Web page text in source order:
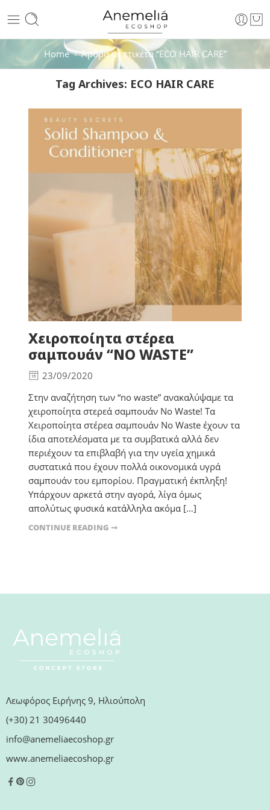
Home Άρθρα με ετικέτα “ECO HAIR CARE”
Tag Archives: ECO HAIR CARE
Χειροποίητα στέρεα
σαμπουάν “NO WASTE”
23/09/2020
Στην αναζήτηση των “no waste” ανακαλύψαμε τα
χειροποίητα στερεά σαμπουάν No Waste! Τα
Χειροποίητα στέρεα σαμπουάν No Waste έχουν τα
ίδια αποτελέσματα με τα συμβατικά αλλά δεν
περιέχουν τα επιβλαβή για την υγεία χημικά
συστατικά που έχουν πολλά οικονομικά υγρά
σαμπουάν του εμπορίου. Πραγματική έκπληξη!
Υπάρχουν αρκετά στην αγορά, λίγα όμως
απολύτως φυσικά κατάλληλα ακόμα […]
CONTINUE READING ➞
Λεωφόρος Ειρήνης 9, Ηλιούπολη
(+30) 21 30496440
info@anemeliaecoshop.gr
www.anemeliaecoshop.gr